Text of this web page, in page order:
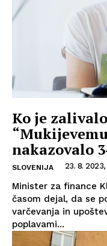
Ko je
nakazovalo
SLOVENIJA 23. 8.
Minister za finance
časom dejal, da se
varčevanja in
poplavami...